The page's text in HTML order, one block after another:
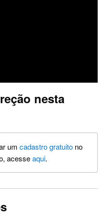
nesta
um cadastro gratuito no
acesseaqui.